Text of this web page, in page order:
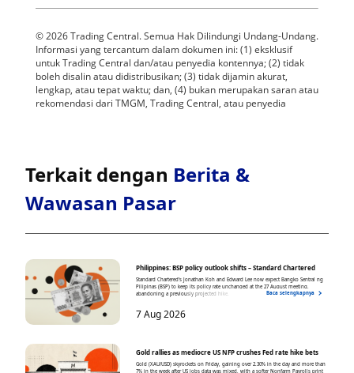
Terkait dengan Berita &
Wawasan Pasar
Philippines: BSP policy outlook shifts – Standard Chartered
Standard Chartered’s Jonathan Koh and Edward Lee now expect Bangko Sentral ng
Pilipinas (BSP) to keep its policy rate unchanged at the 27 August meeting,
abandoning a previously projected hike.
Baca selengkapnya
7 Aug 2026
Gold rallies as mediocre US NFP crushes Fed rate hike bets
Gold (XAU/USD) skyrockets on Friday, gaining over 2.30% in the day and more than
7% in the week after US jobs data was mixed, with a softer Nonfarm Payrolls print